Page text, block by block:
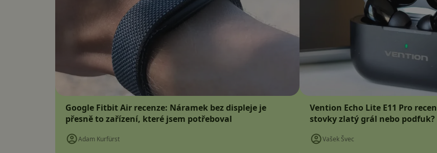
Google Fitbit Air recenze: Náramek bez displeje je
přesně to zařízení, které jsem potřeboval
Adam Kurfürst
Vention Echo Lite E11 Pro
stovky zlatý grál nebo podfuk?
Vašek Švec